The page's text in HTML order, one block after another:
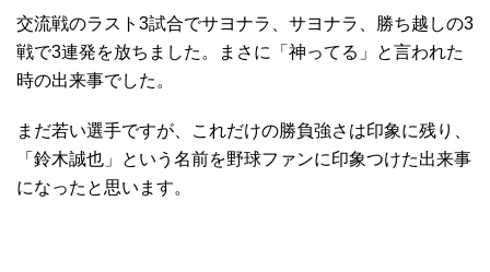
交流戦のラスト3試合でサヨナラ、サヨナラ、勝ち越しの3
戦で3連発を放ちました。まさに「神ってる」と言われた
時の出来事でした。
まだ若い選手ですが、これだけの勝負強さは印象に残り、
「鈴木誠也」という名前を野球ファンに印象つけた出来事
になったと思います。